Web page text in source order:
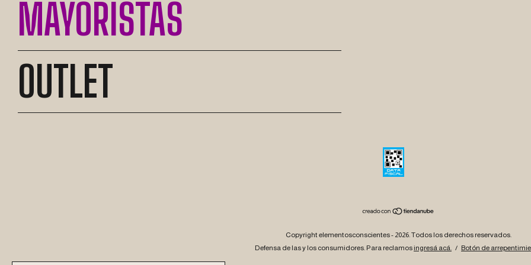
MAYORISTAS
OUTLET
Copyright elementosconscientes - 2026. Todos los derechos reservados.
Defensa de las y los consumidores. Para reclamosingresá acá. / Botón de